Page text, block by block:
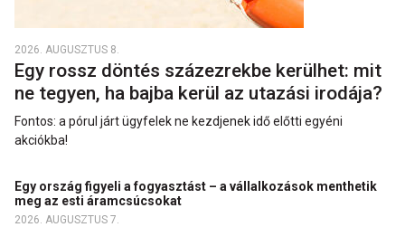
2026. AUGUSZTUS 8.
Egy rossz döntés százezrekbe kerülhet: mit
ne tegyen, ha bajba kerül az utazási irodája?
Fontos: a pórul járt ügyfelek ne kezdjenek idő előtti egyéni
akciókba!
Egy ország figyeli a fogyasztást – a vállalkozások menthetik
meg az esti áramcsúcsokat
2026. AUGUSZTUS 7.